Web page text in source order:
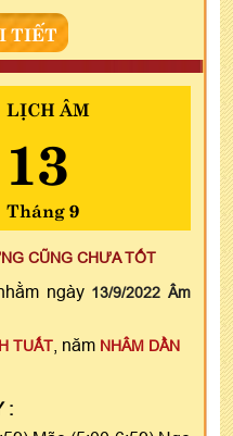
TIẾT
LỊCH ÂM
13
Tháng 9
CŨNG CHƯA TỐT
ngày 13/9/2022 Âm
TUẤT , năm NHÂM DẦN
: